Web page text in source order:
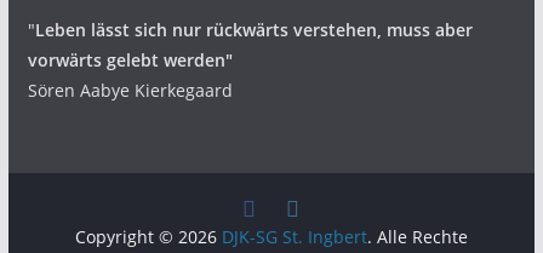
"Leben lässt sich nur rückwärts verstehen, muss aber
vorwärts gelebt werden"
Sören Aabye Kierkegaard
Copyright © 2026 DJK-SG St. Ingbert. Alle Rechte